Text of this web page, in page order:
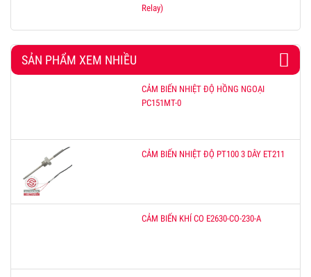
Relay)
SẢN PHẨM XEM NHIỀU
CẢM BIẾN NHIỆT ĐỘ HỒNG NGOẠI
PC151MT-0
CẢM BIẾN NHIỆT ĐỘ PT100 3 DÂY ET211
CẢM BIẾN KHÍ CO E2630-CO-230-A